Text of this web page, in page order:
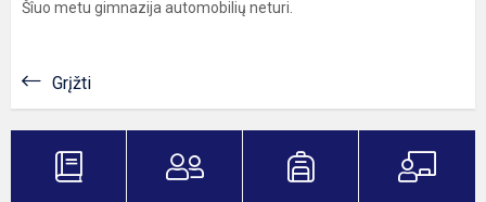
Šîuo metu gimnazija automobilių neturi.
Grįžti